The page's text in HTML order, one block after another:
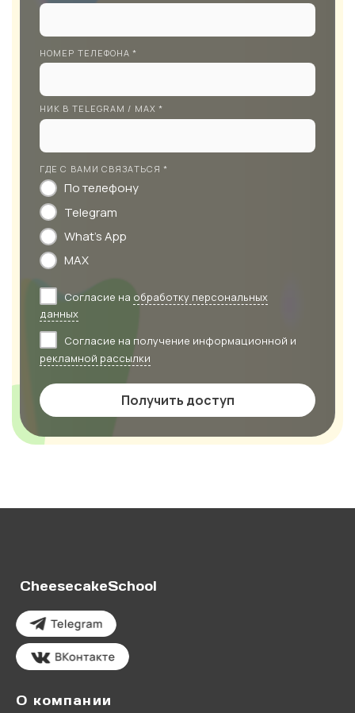
НОМЕР ТЕЛЕФОНА *
НИК В TELEGRAM / MAX *
ГДЕ С ВАМИ СВЯЗАТЬСЯ *
По телефону
Telegram
What's App
MAX
Согласие на обработку персональных
данных
Согласие на получение информационной и
рекламной рассылки
Получить доступ
CheesecakeSchool
О компании